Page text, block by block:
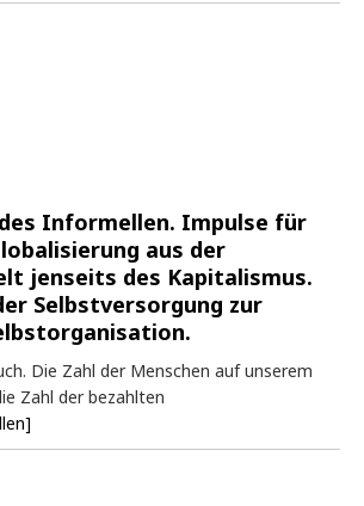
Informellen. Impulse für
aus der
jenseits des Kapitalismus.
Selbstversorgung zur
Die Zahl der Menschen auf unserem
Zahl der bezahlten